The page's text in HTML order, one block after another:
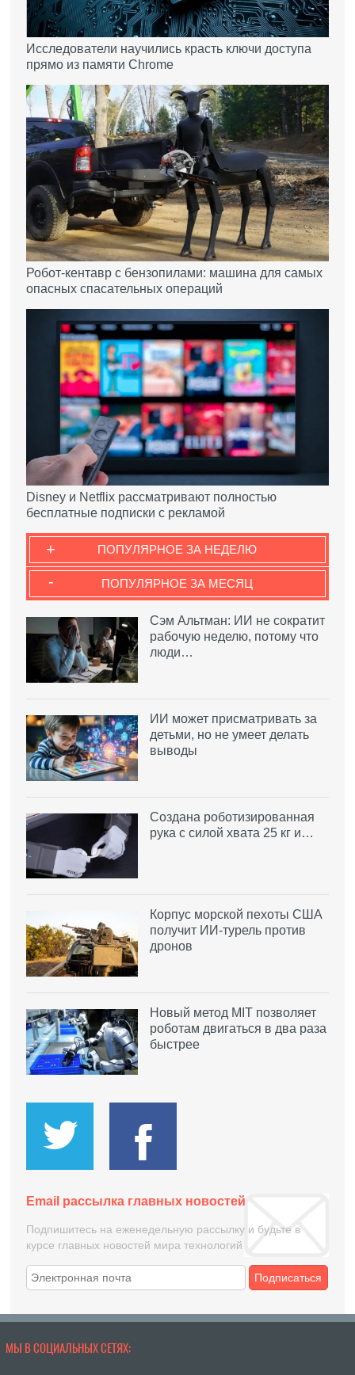
Исследователи научились красть ключи доступа
прямо из памяти Chrome
Робот-кентавр с бензопилами: машина для самых
опасных спасательных операций
Disney и Netflix рассматривают полностью
бесплатные подписки с рекламой
ПОПУЛЯРНОЕ ЗА НЕДЕЛЮ
+
ПОПУЛЯРНОЕ ЗА МЕСЯЦ
-
Сэм Альтман: ИИ не сократит
рабочую неделю, потому что
люди…
ИИ может присматривать за
детьми, но не умеет делать
выводы
Создана роботизированная
рука с силой хвата 25 кг и…
Корпус морской пехоты США
получит ИИ-турель против
дронов
Новый метод MIT позволяет
роботам двигаться в два раза
быстрее
Email рассылка главных новостей
Подпишитесь на еженедельную рассылку и будьте в
курсе главных новостей мира технологий
Подписаться
МЫ В СОЦИАЛЬНЫХ СЕТЯХ: